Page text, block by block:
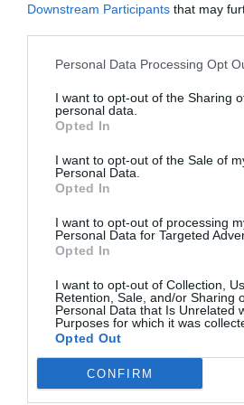
Downstream Participants that may
Personal Data Processing Opt
I want to opt-out of the Sharing
personal data.
Opted In
I want to opt-out of the Sale of
Personal Data.
Opted In
I want to opt-out of processing
Personal Data for Targeted
Opted In
I want to opt-out of Collection,
Retention, Sale, and/or Sharing
Personal Data that Is Unrelated
Purposes for which it was
Opted Out
CONFIRM